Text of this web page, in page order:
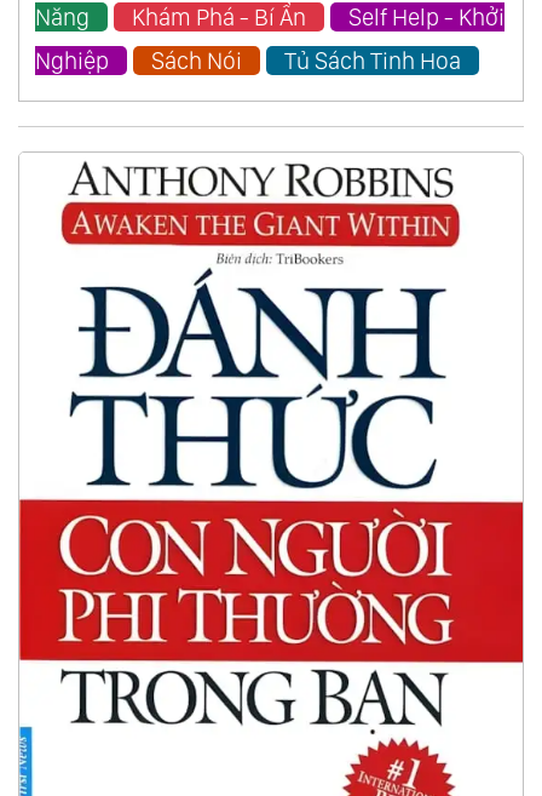
Năng
Khám Phá - Bí Ẩn
Self Help - Khởi
Nghiệp
Sách Nói Tủ Sách Tinh Hoa